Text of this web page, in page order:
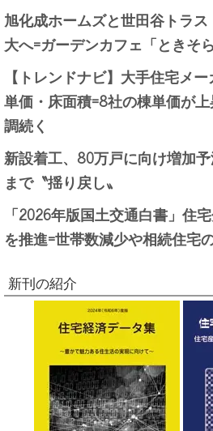
旭化成ホームズと世田谷トラ
大へ=ガーデンカフェ「ときそ
【トレンドナビ】大手住宅メ
単価・床面積=8社の棟単価が
調続く
新設着工、80万戸に向け増加
まで〝揺り戻し〟
「2026年版国土交通白書」住
を推進=世帯数減少や相続住宅
新刊の紹介